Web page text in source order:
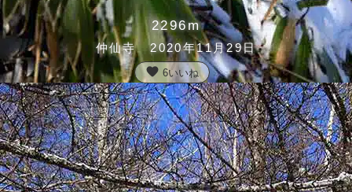
2296m
仲仙寺 2020年11月29日
favorite 6いいね